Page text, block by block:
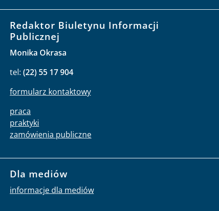
Redaktor Biuletynu Informacji
Publicznej
Monika Okrasa
tel: (22) 55 17 904
formularz kontaktowy
praca
praktyki
zamówienia publiczne
Dla mediów
informacje dla mediów